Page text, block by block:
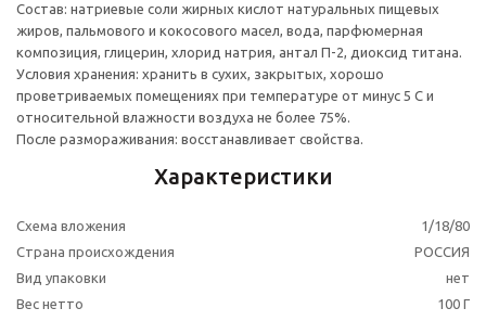
Состав: натриевые соли жирных кислот натуральных пищевых
жиров, пальмового и кокосового масел, вода, парфюмерная
композиция, глицерин, хлорид натрия, антал П-2, диоксид титана.
Условия хранения: хранить в сухих, закрытых, хорошо
проветриваемых помещениях при температуре от минус 5 С и
относительной влажности воздуха не более 75%.
После размораживания: восстанавливает свойства.
Характеристики
Схема вложения
1/18/80
Страна происхождения
РОССИЯ
Вид упаковки
нет
Вес нетто
100 Г